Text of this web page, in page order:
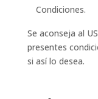
Condiciones.
Se aconseja al
presentes
si así lo desea.